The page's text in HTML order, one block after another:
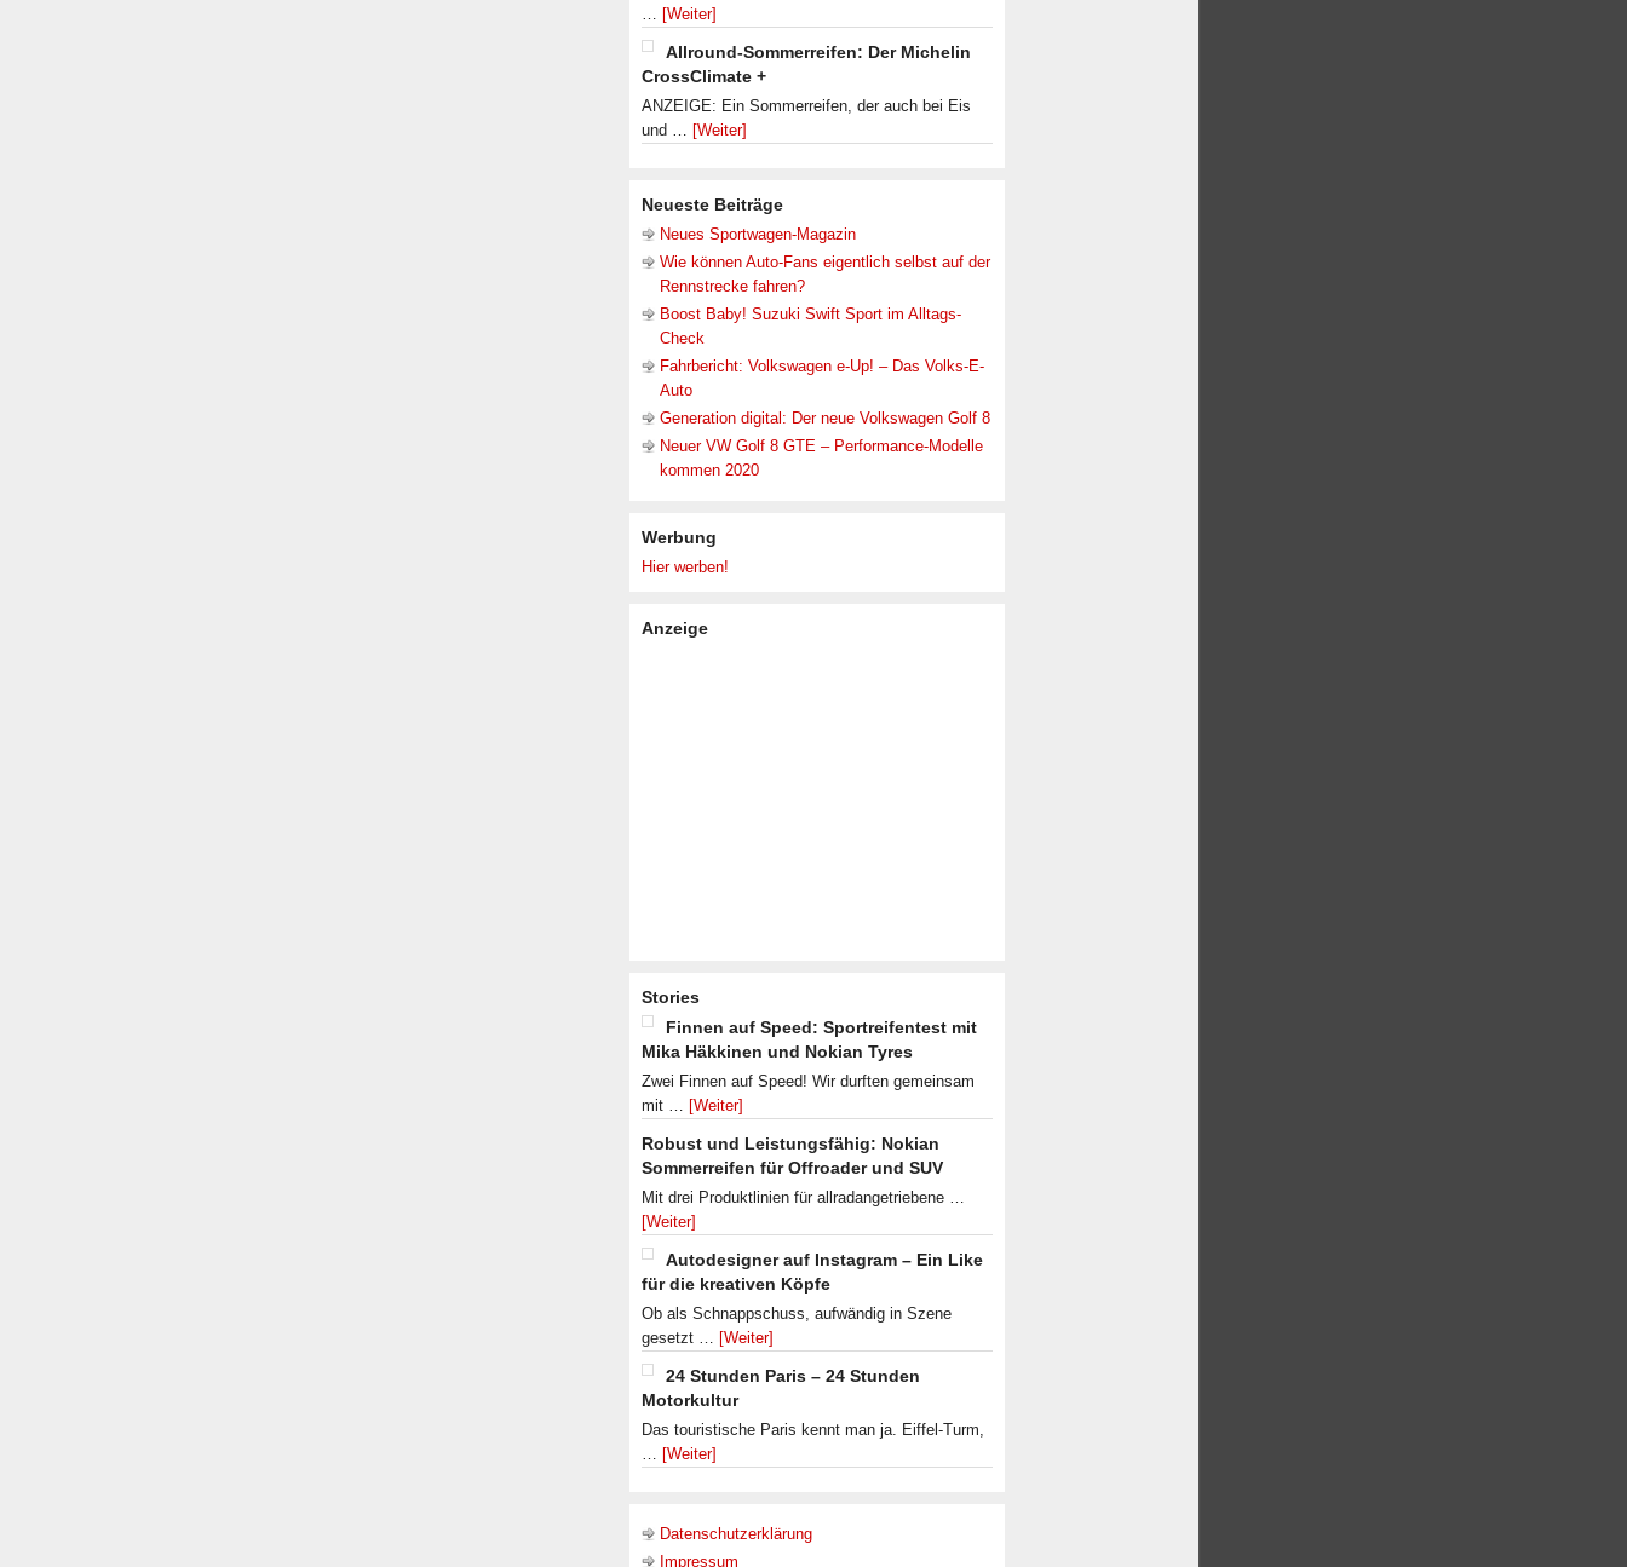
… [Weiter]
Allround-Sommerreifen: Der Michelin
CrossClimate +
ANZEIGE: Ein Sommerreifen, der auch bei Eis
und … [Weiter]
Neueste Beiträge
Neues Sportwagen-Magazin
Wie können Auto-Fans eigentlich selbst auf der
Rennstrecke fahren?
Boost Baby! Suzuki Swift Sport im Alltags-
Check
Fahrbericht: Volkswagen e-Up! – Das Volks-E-
Auto
Generation digital: Der neue Volkswagen Golf 8
Neuer VW Golf 8 GTE – Performance-Modelle
kommen 2020
Werbung
Hier werben!
Anzeige
Stories
Finnen auf Speed: Sportreifentest mit
Mika Häkkinen und Nokian Tyres
Zwei Finnen auf Speed! Wir durften gemeinsam
mit … [Weiter]
Robust und Leistungsfähig: Nokian
Sommerreifen für Offroader und SUV
Mit drei Produktlinien für allradangetriebene …
[Weiter]
Autodesigner auf Instagram – Ein Like
für die kreativen Köpfe
Ob als Schnappschuss, aufwändig in Szene
gesetzt … [Weiter]
24 Stunden Paris – 24 Stunden
Motorkultur
Das touristische Paris kennt man ja. Eiffel-Turm,
… [Weiter]
Datenschutzerklärung
Impressum